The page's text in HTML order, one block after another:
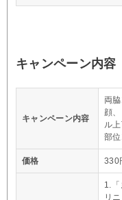
キャンペーン内容
キャンペーン内容
両
顔
ル
部
価格 330
1.「
リ